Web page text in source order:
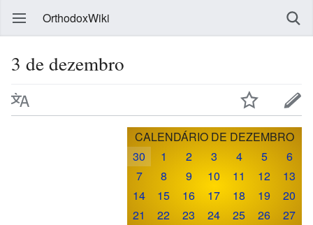
OrthodoxWiki
3 de dezembro
CALENDÁRIO DE DEZEMBRO
30
1 2 3 4 5
6
7
8 9 10 11 12
13
14
15 16 17 18 19
20
21
22 23 24 25 26
27